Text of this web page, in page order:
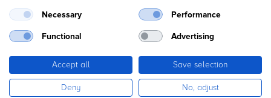
Mentions légales
Copyright © L'Espace du Petit Futé
Fourni par
, le n°1Open Source eCommerce
Necessary Performance
Functional Advertising
Accept all Save selection
Deny No, adjust